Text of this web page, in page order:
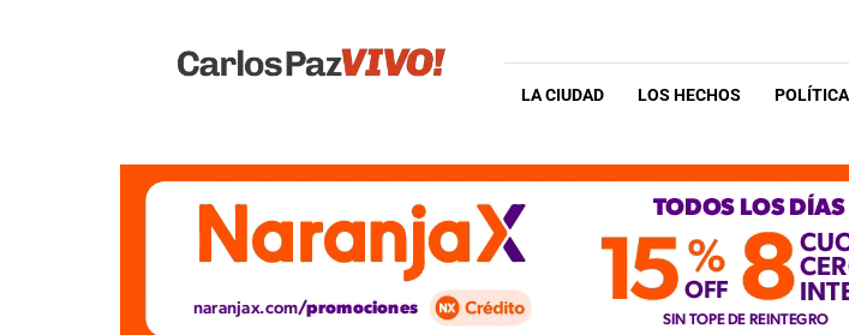
Vivo
LA CIUDAD LOS HECHOS POLÍTICA